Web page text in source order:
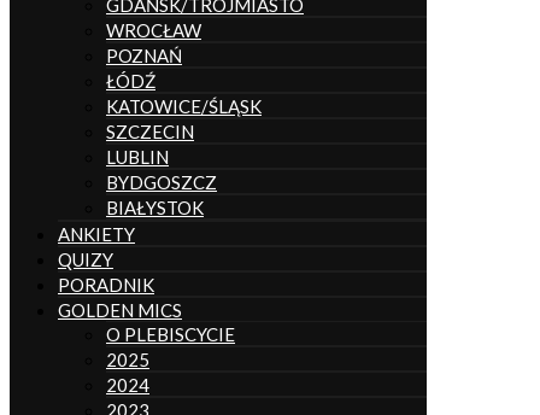
WROCŁAW
POZNAŃ
ŁÓDŹ
KATOWICE/ŚLĄSK
SZCZECIN
LUBLIN
BYDGOSZCZ
BIAŁYSTOK
ANKIETY
QUIZY
PORADNIK
GOLDEN MICS
O PLEBISCYCIE
2025
2024
2023